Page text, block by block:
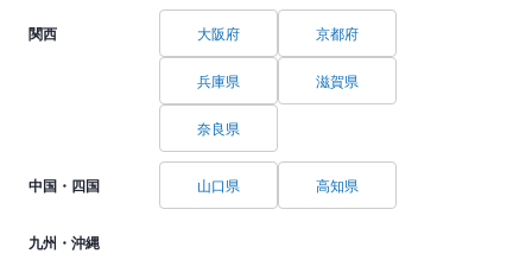
関西 大阪府 京都府
兵庫県 滋賀県
奈良県
中国・四国 山口県 高知県
九州・沖縄